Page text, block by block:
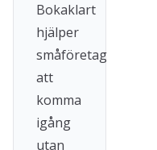
Bokaklart
hjälper
småföretag
att
komma
igång
utan